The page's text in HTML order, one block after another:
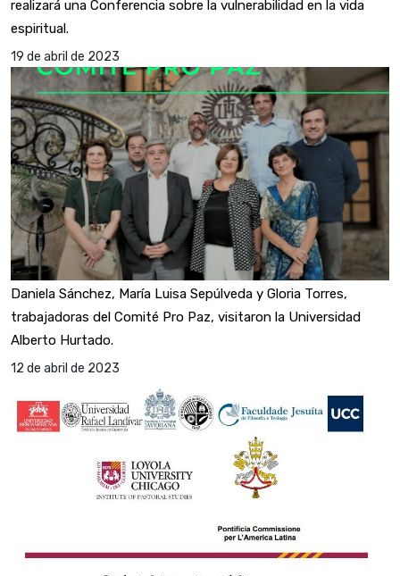
realizará una Conferencia sobre la vulnerabilidad en la vida
espiritual.
19 de abril de 2023
Daniela Sánchez, María Luisa Sepúlveda y Gloria Torres,
trabajadoras del Comité Pro Paz, visitaron la Universidad
Alberto Hurtado.
12 de abril de 2023